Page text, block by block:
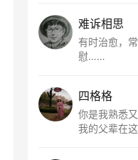
难诉相思
有时治愈，
慰……
四格格
你是我熟悉
我的父辈在